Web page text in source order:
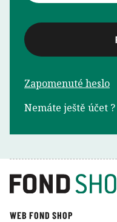
Zapomenuté heslo
Nemáte ještě účet ?
WEB FOND SHOP